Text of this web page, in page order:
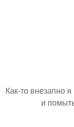
Как-то внезапно
и